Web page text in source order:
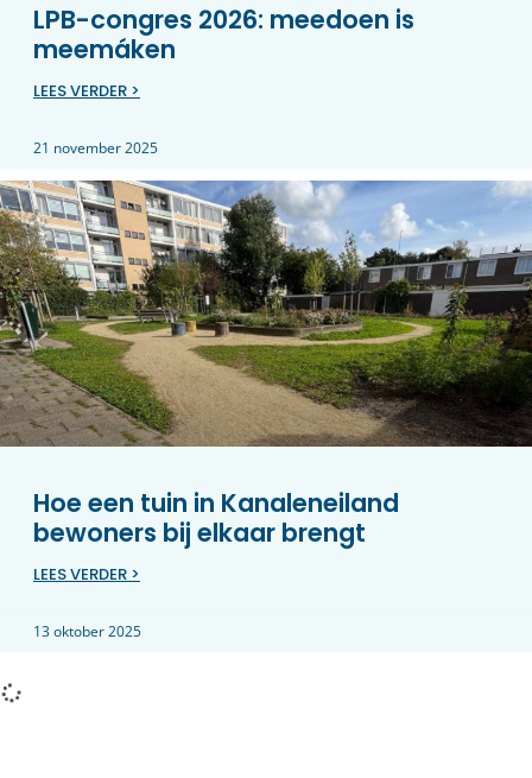
LPB-congres 2026: meedoen is
meemáken
LEES VERDER >
21 november 2025
Hoe een tuin in Kanaleneiland
bewoners bij elkaar brengt
LEES VERDER >
13 oktober 2025